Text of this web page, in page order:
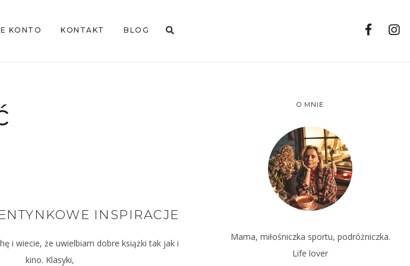
KONTO KONTAKT BLOG
INSPIRACJE
i wiecie, że uwielbiam dobre książki tak jak i
kino. Klasyki,
O MNIE
Mama, miłośniczka sportu, podróżniczka.
Life lover